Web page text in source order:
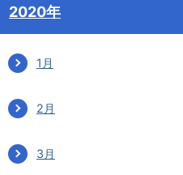
2020年
1月
2月
3月